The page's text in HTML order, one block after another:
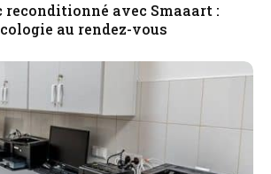
reconditionné avec Smaaart :
au rendez-vous